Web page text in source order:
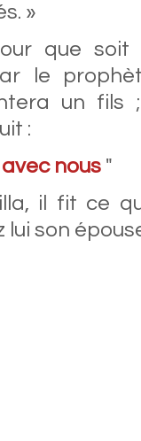
»
que soit
le
un fils
:
avec nous "
il fit ce
son